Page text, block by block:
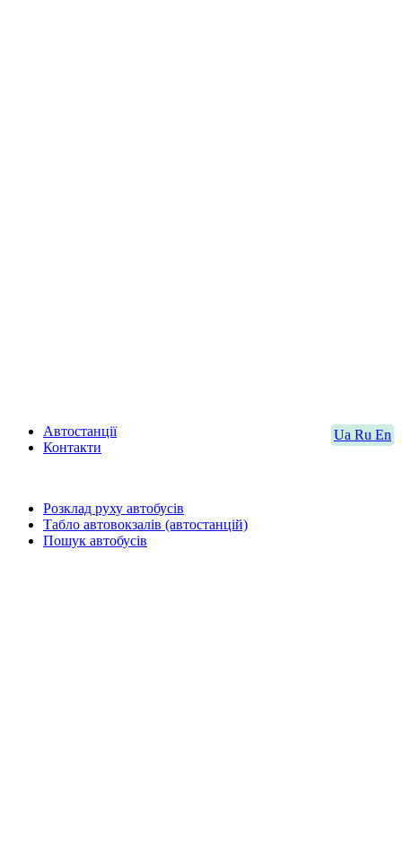
Ua Ru En
Автостанції
Контакти
Розклад руху автобусів
Табло автовокзалів (автостанцій)
Пошук автобусів